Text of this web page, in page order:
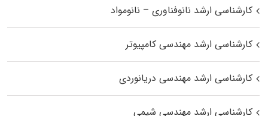
کارشناسی ارشد نانوفناوری – نانومواد
کارشناسی ارشد مهندسی کامپیوتر
کارشناسی ارشد مهندسی دریانوردی
کارشناسی ارشد مهندسی شیمی